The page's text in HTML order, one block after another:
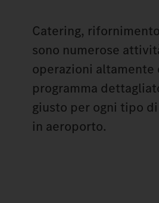
Catering,
sono numerose
operazioni altamente
programma
giusto per ogni tipo
in aeroporto.